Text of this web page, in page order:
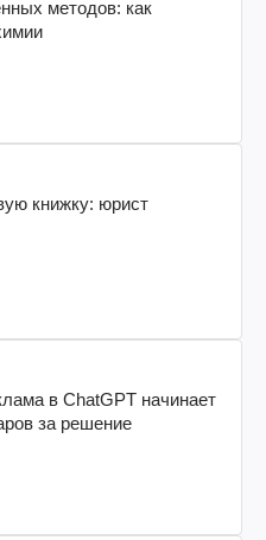
методов: как
книжку: юрист
в ChatGPT начинает
за решение